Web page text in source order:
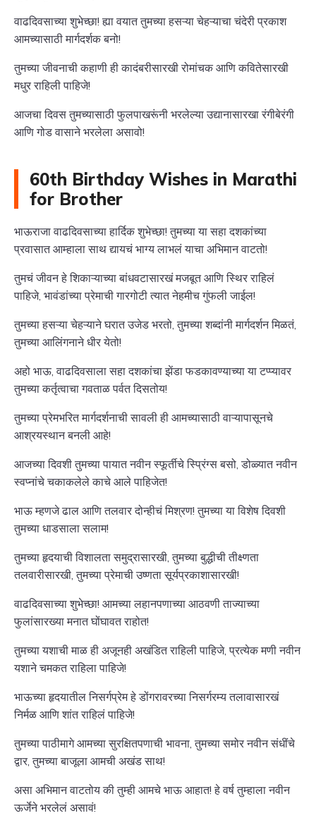
वाढदिवसाच्या शुभेच्छा! ह्या वयात तुमच्या हसऱ्या चेहऱ्याचा चंदेरी प्रकाश
आमच्यासाठी मार्गदर्शक बनो!
तुमच्या जीवनाची कहाणी ही कादंबरीसारखी रोमांचक आणि कवितेसारखी
मधुर राहिली पाहिजे!
आजचा दिवस तुमच्यासाठी फुलपाखरूंनी भरलेल्या उद्यानासारखा रंगीबेरंगी
आणि गोड वासाने भरलेला असावो!
60th Birthday Wishes in Marathi
for Brother
भाऊराजा वाढदिवसाच्या हार्दिक शुभेच्छा! तुमच्या या सहा दशकांच्या
प्रवासात आम्हाला साथ द्यायचं भाग्य लाभलं याचा अभिमान वाटतो!
तुमचं जीवन हे शिकाऱ्याच्या बांधवटासारखं मजबूत आणि स्थिर राहिलं
पाहिजे, भावंडांच्या प्रेमाची गारगोटी त्यात नेहमीच गुंफली जाईल!
तुमच्या हसऱ्या चेहऱ्याने घरात उजेड भरतो, तुमच्या शब्दांनी मार्गदर्शन मिळतं,
तुमच्या आलिंगनाने धीर येतो!
अहो भाऊ, वाढदिवसाला सहा दशकांचा झेंडा फडकावण्याच्या या टप्प्यावर
तुमच्या कर्तृत्वाचा गवताळ पर्वत दिसतोय!
तुमच्या प्रेमभरित मार्गदर्शनाची सावली ही आमच्यासाठी वाऱ्यापासूनचे
आश्रयस्थान बनली आहे!
आजच्या दिवशी तुमच्या पायात नवीन स्फूर्तीचे स्प्रिंग्स बसो, डोळ्यात नवीन
स्वप्नांचे चकाकलेले काचे आले पाहिजेत!
भाऊ म्हणजे ढाल आणि तलवार दोन्हीचं मिश्रण! तुमच्या या विशेष दिवशी
तुमच्या धाडसाला सलाम!
तुमच्या हृदयाची विशालता समुद्रासारखी, तुमच्या बुद्धीची तीक्ष्णता
तलवारीसारखी, तुमच्या प्रेमाची उष्णता सूर्यप्रकाशासारखी!
वाढदिवसाच्या शुभेच्छा! आमच्या लहानपणाच्या आठवणी ताज्याच्या
फुलांसारख्या मनात घोंघावत राहोत!
तुमच्या यशाची माळ ही अजूनही अखंडित राहिली पाहिजे, प्रत्येक मणी नवीन
यशाने चमकत राहिला पाहिजे!
भाऊच्या हृदयातील निसर्गप्रेम हे डोंगरावरच्या निसर्गरम्य तलावासारखं
निर्मळ आणि शांत राहिलं पाहिजे!
तुमच्या पाठीमागे आमच्या सुरक्षितपणाची भावना, तुमच्या समोर नवीन संधींचे
द्वार, तुमच्या बाजूला आमची अखंड साथ!
असा अभिमान वाटतोय की तुम्ही आमचे भाऊ आहात! हे वर्ष तुम्हाला नवीन
ऊर्जेने भरलेलं असावं!